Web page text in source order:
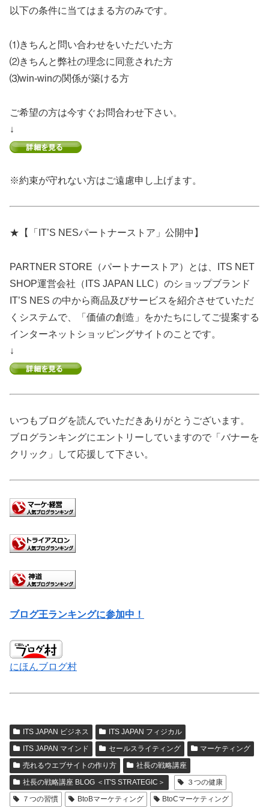
以下の条件に当てはまる方のみです。
⑴きちんと問い合わせをいただいた方
⑵きちんと弊社の理念に同意された方
⑶win-winの関係が築ける方
ご希望の方は今すぐお問合わせ下さい。
↓
※約束が守れない方はご遠慮申し上げます。
★【「IT’S NESパートナーストア」公開中】
PARTNER STORE（パートナーストア）とは、ITS NET
SHOP運営会社（ITS JAPAN LLC）のショップブランド
IT’S NES の中から商品及びサービスを紹介させていただ
くシステムで、「価値の創造」をかたちにしてご提案する
インターネットショッピングサイトのことです。
↓
いつもブログを読んでいただきありがとうございます。
ブログランキングにエントリーしていますので「バナーを
クリック」して応援して下さい。
ブログ王ランキングに参加中！
にほんブログ村
ITS JAPAN ビジネス
ITS JAPAN フィジカル
ITS JAPAN マインド
セールスライティング
マーケティング
売れるウエブサイトの作り方
社長の戦略講座
社長の戦略講座 BLOG ＜IT'S STRATEGIC＞
３つの健康
７つの習慣
BtoBマーケティング BtoCマーケティング